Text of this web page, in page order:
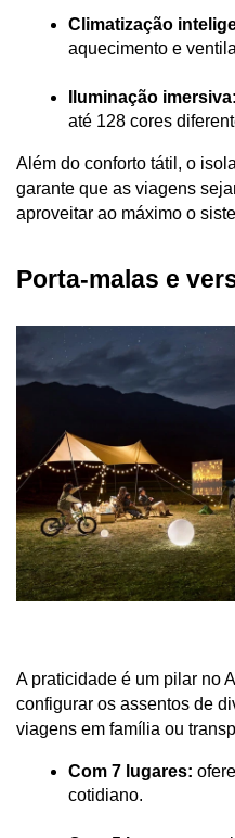
Climatização
aquecimento e
Iluminação imersiva:
até 128 cores
Além do conforto tátil, o
garante que as viagens
aproveitar ao máximo o
Porta-malas e
A praticidade é um pilar no
configurar os assentos de
viagens em família ou
Com 7 lugares:
cotidiano.